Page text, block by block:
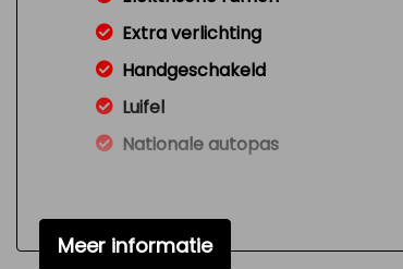
Extra verlichting
Handgeschakeld
Luifel
Nationale autopas
Nw model
Radio cd-speler
Meer informatie